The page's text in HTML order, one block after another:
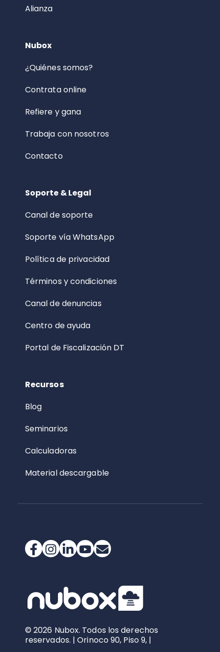
Alianza
Nubox
¿Quiénes somos?
Contrata online
Refiere y gana
Trabaja con nosotros
Contacto
Soporte & Legal
Canal de soporte
Soporte vía WhatsApp
Política de privacidad
Términos y condiciones
Canal de denuncias
Centro de ayuda
Portal de Fiscalización DT
Recursos
Blog
Seminarios
Calculadoras
Material descargable
© 2026 Nubox. Todos los derechos
reservados. | Orinoco 90, Piso 9, |